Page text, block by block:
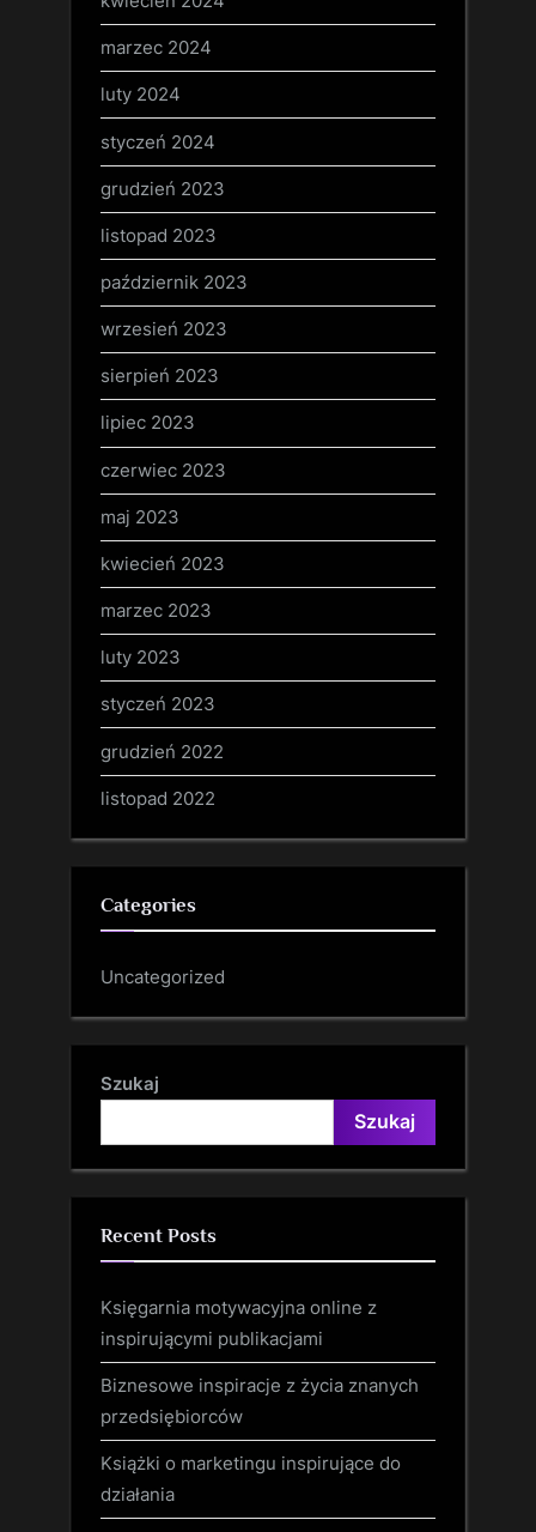
marzec 2024
luty 2024
styczeń 2024
grudzień 2023
listopad 2023
październik 2023
wrzesień 2023
sierpień 2023
lipiec 2023
czerwiec 2023
maj 2023
kwiecień 2023
marzec 2023
luty 2023
styczeń 2023
grudzień 2022
listopad 2022
Categories
Uncategorized
Szukaj
Szukaj
Recent Posts
Księgarnia motywacyjna online z
inspirującymi publikacjami
Biznesowe inspiracje z życia znanych
przedsiębiorców
Książki o marketingu inspirujące do
działania